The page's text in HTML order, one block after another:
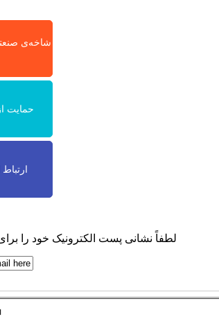
شاخه‌ی
حمایت
لطفاً نشانی پست الکترونیک خود را برای